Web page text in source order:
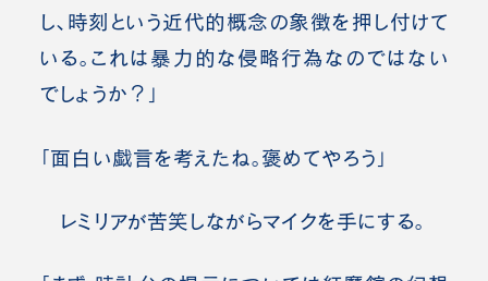
し、時刻という近代的概念の象徴を押し付けて
いる。これは暴力的な侵略行為なのではない
でしょうか？」
「面白い戯言を考えたね。褒めてやろう」
レミリアが苦笑しながらマイクを手にする。